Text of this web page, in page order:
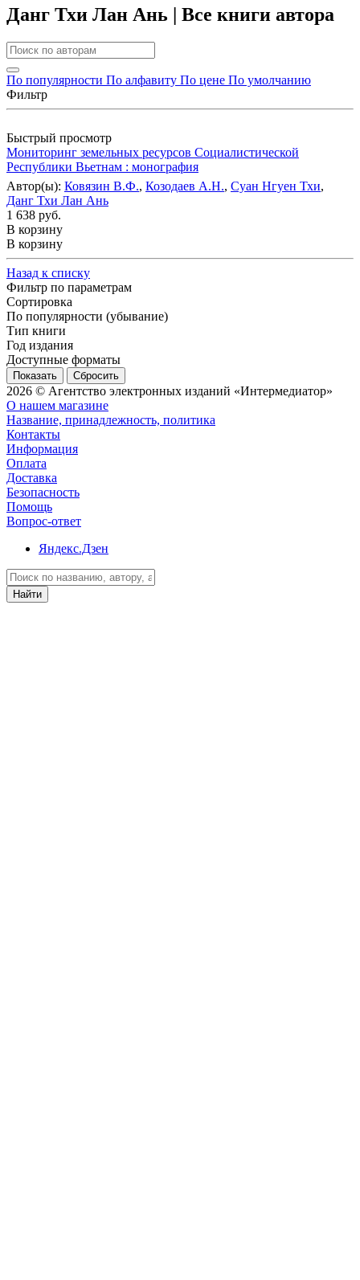
Данг Тхи Лан Ань | Все книги автора
По популярности По алфавиту По цене По умолчанию
Фильтр
Быстрый просмотр
Мониторинг земельных ресурсов Социалистической
Республики Вьетнам : монография
Автор(ы): Ковязин В.Ф., Козодаев А.Н., Суан Нгуен Тхи,
Данг Тхи Лан Ань
1 638 руб.
В корзину
В корзину
Назад к списку
Фильтр по параметрам
Сортировка
По популярности (убывание)
Тип книги
Год издания
Доступные форматы
Сбросить
2026 © Агентство электронных изданий «Интермедиатор»
О нашем магазине
Название, принадлежность, политика
Контакты
Информация
Оплата
Доставка
Безопасность
Помощь
Вопрос-ответ
Яндекс.Дзен
Найти